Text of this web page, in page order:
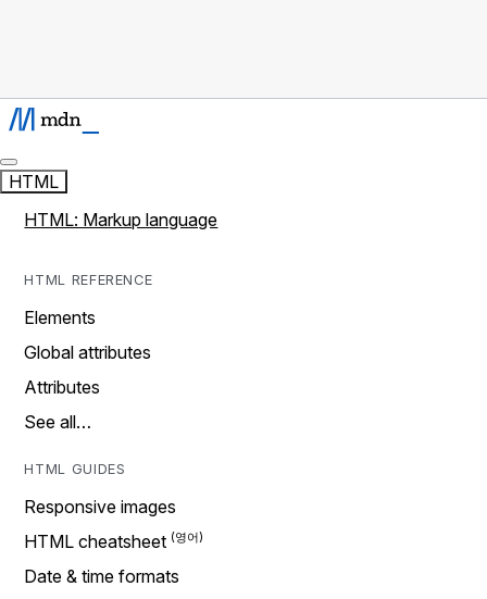
HTML
HTML: Markup language
HTML REFERENCE
Elements
Global attributes
Attributes
See all…
HTML GUIDES
Responsive images
HTML cheatsheet
Date & time formats